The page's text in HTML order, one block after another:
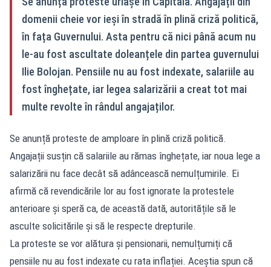
domenii cheie vor ieși în stradă în plină criză politică,
în fața Guvernului. Asta pentru că nici până acum nu
le-au fost ascultate doleanțele din partea guvernului
Ilie Bolojan. Pensiile nu au fost indexate, salariile au
fost înghețate, iar legea salarizării a creat tot mai
multe revolte în rândul angajaților.
Se anunță proteste de amploare în plină criză politică.
Angajații susțin că salariile au rămas înghețate, iar noua lege a
salarizării nu face decât să adâncească nemulțumirile. Ei
afirmă că revendicările lor au fost ignorate la protestele
anterioare și speră ca, de această dată, autoritățile să le
asculte solicitările și să le respecte drepturile.
La proteste se vor alătura și pensionarii, nemulțumiți că
pensiile nu au fost indexate cu rata inflației. Aceștia spun că